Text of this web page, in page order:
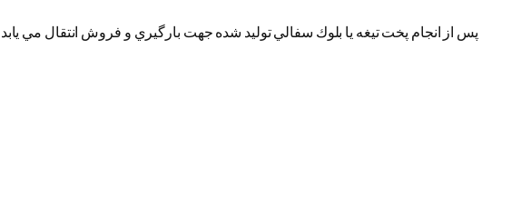
پس از انجام پخت تيغه يا بلوك سفالي توليد شده جهت بارگيري و فروش انتقال مي